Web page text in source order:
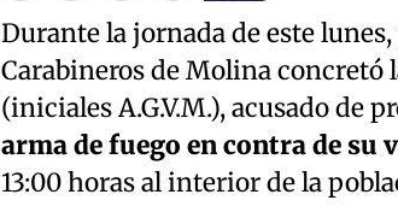
Durante la jornada de este
Carabineros de Molina concretó
(iniciales A.G.V.M.), acusado de
arma de fuego en contra de su
13:00 horas al interior de la